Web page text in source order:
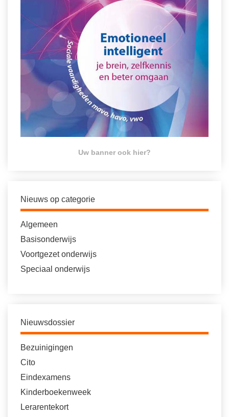
Uw banner ook hier?
Nieuws op categorie
Algemeen
Basisonderwijs
Voortgezet onderwijs
Speciaal onderwijs
Nieuwsdossier
Bezuinigingen
Cito
Eindexamens
Kinderboekenweek
Lerarentekort